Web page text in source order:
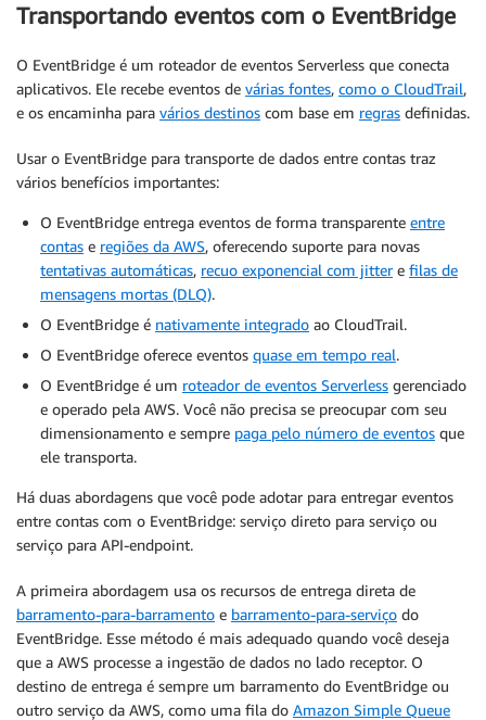
Transportando eventos com o EventBridge
O EventBridge é um roteador de eventos Serverless que conecta
aplicativos. Ele recebe eventos de várias fontes, como o CloudTrail,
e os encaminha para vários destinos com base em regras definidas.
Usar o EventBridge para transporte de dados entre contas traz
vários benefícios importantes:
O EventBridge entrega eventos de forma transparente entre
contas e regiões da AWS, oferecendo suporte para novas
tentativas automáticas, recuo exponencial com jittere filas de
mensagens mortas (DLQ).
O EventBridge é nativamente integrado ao CloudTrail.
O EventBridge oferece eventos quase em tempo real.
O EventBridge é um roteador de eventos Serverless gerenciado
e operado pela AWS. Você não precisa se preocupar com seu
dimensionamento e sempre paga pelo número de eventos que
ele transporta.
Há duas abordagens que você pode adotar para entregar eventos
entre contas com o EventBridge: serviço direto para serviço ou
serviço para API-endpoint.
A primeira abordagem usa os recursos de entrega direta de
barramento-para-barramento e barramento-para-serviço do
EventBridge. Esse método é mais adequado quando você deseja
que a AWS processe a ingestão de dados no lado receptor. O
destino de entrega é sempre um barramento do EventBridge ou
outro serviço da AWS, como uma fila do Amazon Simple Queue